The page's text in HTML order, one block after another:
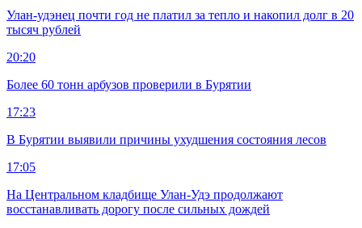
Улан-удэнец почти год не платил за тепло и накопил долг в 20
тысяч рублей
20:20
Более 60 тонн арбузов проверили в Бурятии
17:23
В Бурятии выявили причины ухудшения состояния лесов
17:05
На Центральном кладбище Улан-Удэ продолжают
восстанавливать дорогу после сильных дождей